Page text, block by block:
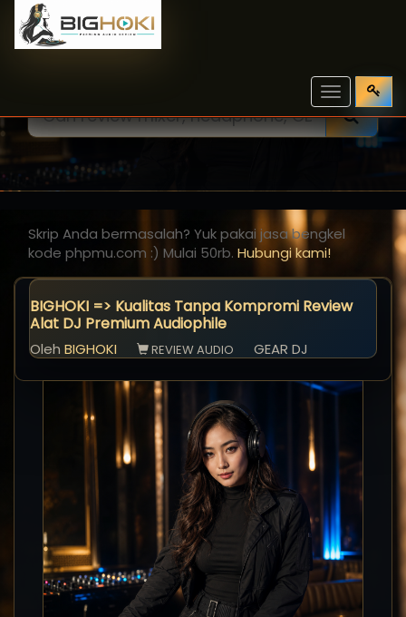
Toggle
navigation
Skrip Anda bermasalah? Yuk pakai jasa bengkel
kode phpmu.com :) Mulai 50rb. Hubungi kami!
BIGHOKI => Kualitas Tanpa Kompromi Review
Alat DJ Premium Audiophile
Oleh BIGHOKI REVIEW AUDIO GEAR DJ